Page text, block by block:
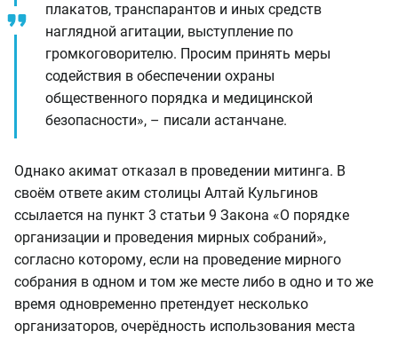
плакатов, транспарантов и иных средств
наглядной агитации, выступление по
громкоговорителю. Просим принять меры
содействия в обеспечении охраны
общественного порядка и медицинской
безопасности», – писали астанчане.
Однако акимат отказал в проведении митинга. В
своём ответе аким столицы Алтай Кульгинов
ссылается на пункт 3 статьи 9 Закона «О порядке
организации и проведения мирных собраний»,
согласно которому, если на проведение мирного
собрания в одном и том же месте либо в одно и то же
время одновременно претендует несколько
организаторов, очерёдность использования места